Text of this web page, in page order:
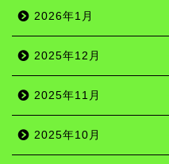
2026年1月
2025年12月
2025年11月
2025年10月